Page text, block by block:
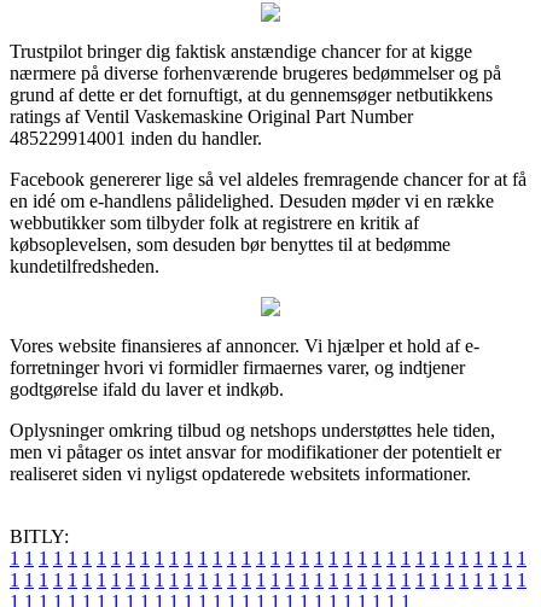
Trustpilot bringer dig faktisk anstændige chancer for at kigge
nærmere på diverse forhenværende brugeres bedømmelser og på
grund af dette er det fornuftigt, at du gennemsøger netbutikkens
ratings af Ventil Vaskemaskine Original Part Number
485229914001 inden du handler.
Facebook genererer lige så vel aldeles fremragende chancer for at få
en idé om e-handlens pålidelighed. Desuden møder vi en række
webbutikker som tilbyder folk at registrere en kritik af
købsoplevelsen, som desuden bør benyttes til at bedømme
kundetilfredsheden.
Vores website finansieres af annoncer. Vi hjælper et hold af e-
forretninger hvori vi formidler firmaernes varer, og indtjener
godtgørelse ifald du laver et indkøb.
Oplysninger omkring tilbud og netshops understøttes hele tiden,
men vi påtager os intet ansvar for modifikationer der potentielt er
realiseret siden vi nyligst opdaterede websitets informationer.
BITLY:
1 1 1 1 1 1 1 1 1 1 1 1 1 1 1 1 1 1 1 1 1 1 1 1 1 1 1 1 1 1 1 1 1 1 1 1
1 1 1 1 1 1 1 1 1 1 1 1 1 1 1 1 1 1 1 1 1 1 1 1 1 1 1 1 1 1 1 1 1 1 1 1
1 1 1 1 1 1 1 1 1 1 1 1 1 1 1 1 1 1 1 1 1 1 1 1 1 1 1 1